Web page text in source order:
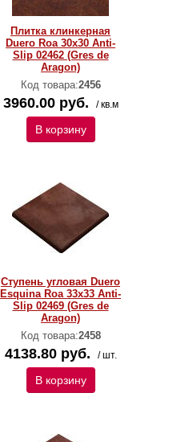
Плитка клинкерная
Duero Roa 30х30 Anti-
Slip 02462 (Gres de
Aragon)
Код товара:2456
3960.00 руб. / кв.м
В корзину
Ступень угловая Duero
Esquina Roa 33х33 Anti-
Slip 02469 (Gres de
Aragon)
Код товара:2458
4138.80 руб. / шт.
В корзину